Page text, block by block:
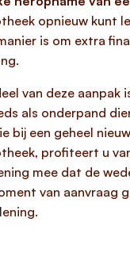
opnieuw kunt
is om extra
van deze aanpak
als onderpand
bij een geheel
profiteert u
mee dat de
van aanvraag